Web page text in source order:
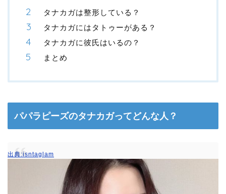
タナカガは整形している？
タナカガにはタトゥーがある？
タナカガに彼氏はいるの？
まとめ
パパラピーズのタナカガってどんな人？
出典:isntaglam